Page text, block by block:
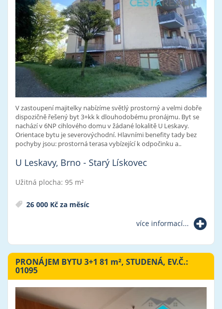
V zastoupení majitelky nabízíme světlý prostorný a velmi dobře
dispozičně řešený byt 3+kk k dlouhodobému pronájmu. Byt se
nachází v 6NP cihlového domu v žádané lokalitě U Leskavy.
Orientace bytu je severovýchodní. Hlavními benefity tady bez
pochyby jsou: prostorná terasa vybízející k odpočinku a..
U Leskavy, Brno - Starý Lískovec
Užitná plocha: 95 m²
26 000 Kč za měsíc
více informací...
PRONÁJEM BYTU 3+1 81 m², STUDENÁ, EV.Č.:
01095